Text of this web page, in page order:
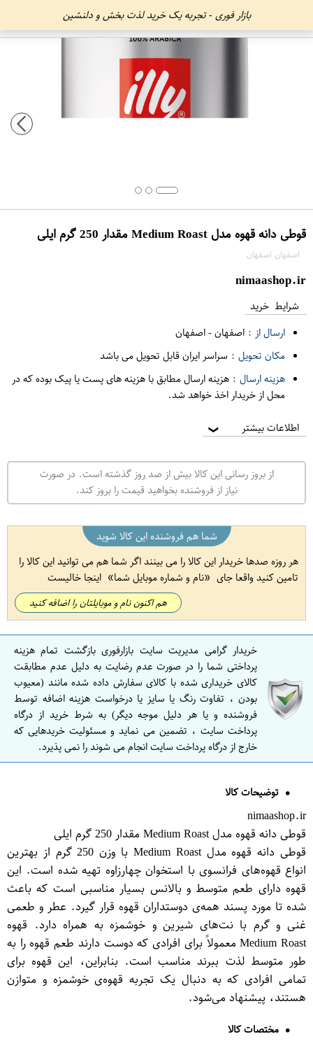
بازار فوری - تجربه یک خرید لذت بخش و دلنشین
قوطی دانه قهوه‌ مدل Medium Roast مقدار 250 گرم ایلی
اصفهان اصفهان
nimaashop.ir
شرایط خرید
ارسال از : اصفهان-اصفهان
مکان تحویل : سراسر ایران قابل تحویل می باشد
هزینه ارسال : هزینه ارسال مطابق با هزینه های پست یا پیک بوده که در
محل از خریدار اخذ خواهد شد.
اطلاعات بیشتر ❯
از بروز رسانی این کالا بیش از صد روز گذشته است. در صورت
نیاز از فروشنده بخواهید قیمت را بروز کند.
شما هم فروشنده این کالا شوید
هر روزه صدها خریدار این کالا را می بینند اگر شما هم می توانید این کالا را
تامین کنید واقعا جای
نام و شماره موبایل شما اینجا خالیست
هم اکنون نام و موبایلتان را اضافه کنید
خریدار گرامی مدیریت سایت بازارفوری بازگشت تمام هزینه
پرداختی شما را در صورت عدم رضایت به دلیل عدم مطابقت
کالای خریداری شده با کالای سفارش داده شده مانند (معیوب
بودن ، تفاوت رنگ یا سایز یا درخواست هزینه اضافه توسط
فروشنده و یا هر دلیل موجه دیگر) به شرط خرید از درگاه
پرداخت سایت ، تضمین می نماید و مسئولیت خریدهایی که
خارج از درگاه پرداخت سایت انجام می شوند را نمی پذیرد.
توضیحات کالا
nimaashop.ir
قوطی دانه قهوه‌ مدل Medium Roast مقدار 250 گرم ایلی
قوطی دانه قهوه مدل Medium Roast با وزن 250 گرم از بهترین
انواع قهوه‌های فرانسوی با استخوان چهارزاوه تهیه شده است. این
قهوه دارای طعم متوسط و بالانس بسیار مناسبی است که باعث
شده تا مورد پسند همه‌ی دوستداران قهوه قرار گیرد. عطر و طعمی
غنی و گرم با نت‌های شیرین و خوشمزه به همراه دارد. قهوه
Medium Roast معمولاً برای افرادی که دوست دارند طعم قهوه را به
طور متوسط لذت ببرند مناسب است. بنابراین، این قهوه برای
تمامی افرادی که به دنبال یک تجربه قهوه‌ی خوشمزه و متوازن
هستند، پیشنهاد می‌شود.
مختصات کالا